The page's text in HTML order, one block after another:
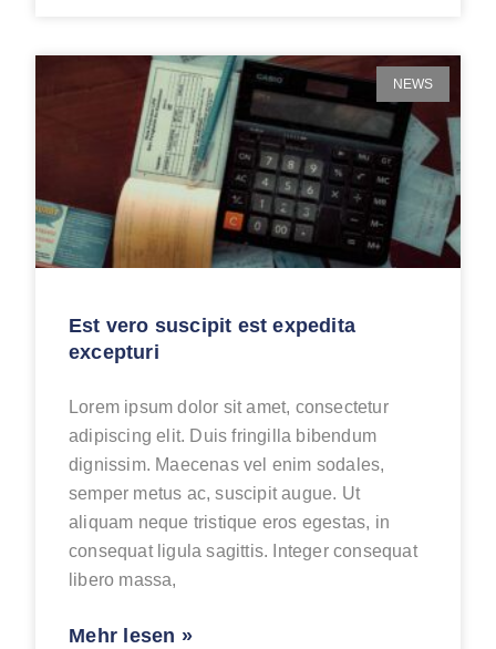
NEWS
Est vero suscipit est expedita
excepturi
Lorem ipsum dolor sit amet, consectetur
adipiscing elit. Duis fringilla bibendum
dignissim. Maecenas vel enim sodales,
semper metus ac, suscipit augue. Ut
aliquam neque tristique eros egestas, in
consequat ligula sagittis. Integer consequat
libero massa,
Mehr lesen »